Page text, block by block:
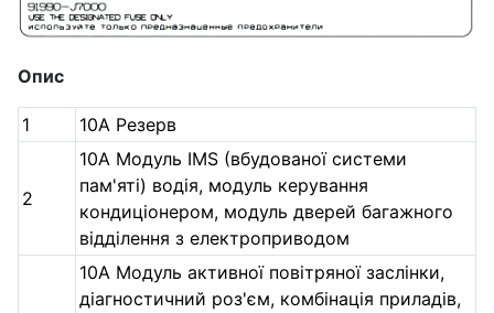
Опис
1 10А Резерв
2
10А Модуль IMS (вбудованої системи
пам'яті) водія, модуль керування
кондиціонером, модуль дверей багажного
відділення з електроприводом
10А Модуль активної повітряної заслінки,
діагностичний роз'єм, комбінація приладів,